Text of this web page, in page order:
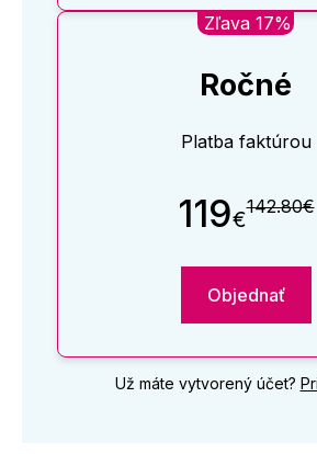
Zľava 17%
Ročné
Platba faktúrou
119€142.80€
Objednať
Už máte vytvorený účet?